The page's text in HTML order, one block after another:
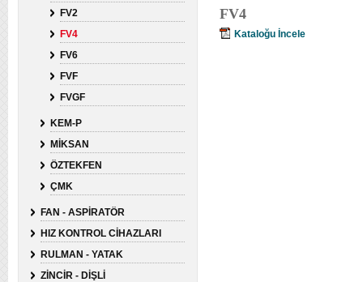
FV2
FV4
FV6
FVF
FVGF
KEM-P
MİKSAN
ÖZTEKFEN
ÇMK
FAN - ASPİRATÖR
HIZ KONTROL CİHAZLARI
RULMAN - YATAK
ZİNCİR - DİŞLİ
FV4
Kataloğu İncele